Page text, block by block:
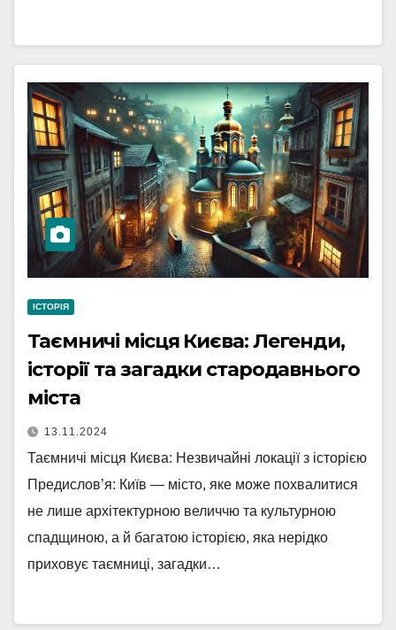
ІСТОРІЯ
Таємничі місця Києва: Легенди,
історії та загадки стародавнього
міста
13.11.2024
Таємничі місця Києва: Незвичайні локації з історією
Предислов’я: Київ — місто, яке може похвалитися
не лише архітектурною величчю та культурною
спадщиною, а й багатою історією, яка нерідко
приховує таємниці, загадки…